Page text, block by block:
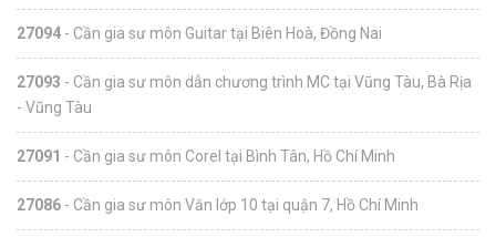
27094 - Cần gia sư môn Guitar tại Biên Hoà, Đồng Nai
27093 - Cần gia sư môn dẫn chương trình MC tại Vũng Tàu, Bà Rịa
- Vũng Tàu
27091 - Cần gia sư môn Corel tại Bình Tân, Hồ Chí Minh
27086 - Cần gia sư môn Văn lớp 10 tại quận 7, Hồ Chí Minh